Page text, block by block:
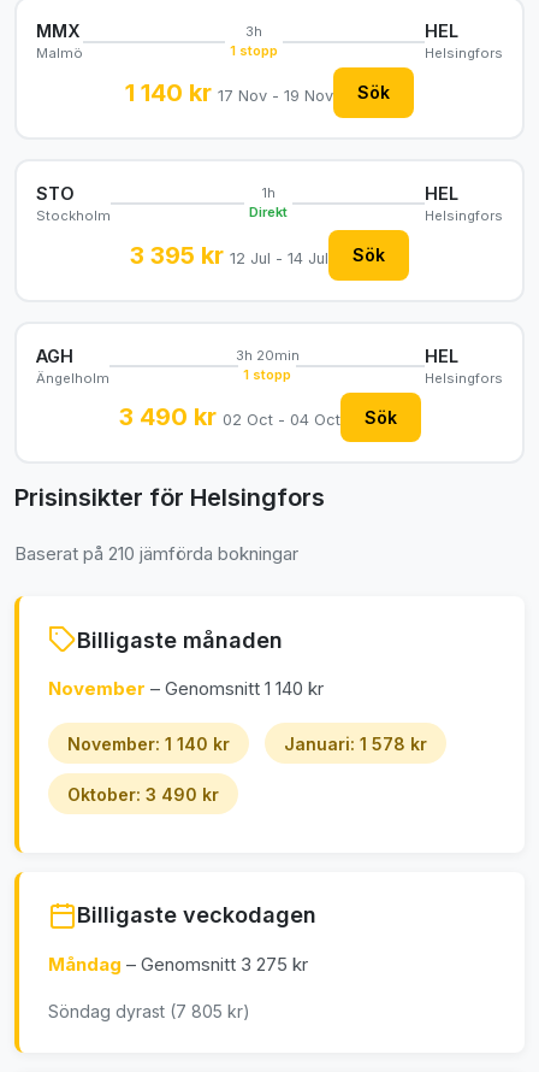
MMX
Malmö
3h
1 stopp
HEL
Helsingfors
1 140 kr 17 Nov - 19 Nov Sök
STO
Stockholm
1h
Direkt
HEL
Helsingfors
3 395 kr 12 Jul - 14 Jul Sök
AGH
Ängelholm
3h 20min
1 stopp
HEL
Helsingfors
3 490 kr 02 Oct - 04 Oct Sök
Prisinsikter för Helsingfors
Baserat på 210 jämförda bokningar
Billigaste månaden
November – Genomsnitt 1 140 kr
November: 1 140 kr Januari: 1 578 kr
Oktober: 3 490 kr
Billigaste veckodagen
Måndag – Genomsnitt 3 275 kr
Söndag dyrast (7 805 kr)